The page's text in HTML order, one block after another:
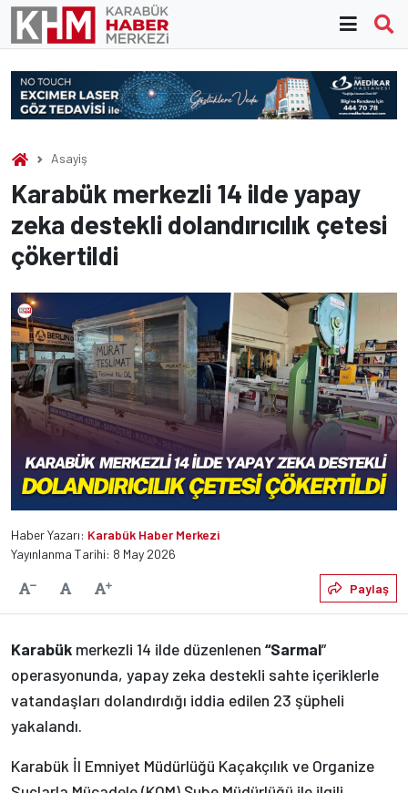
Skip
content
Asayiş
Karabük merkezli 14 ilde yapay
zeka destekli dolandırıcılık çetesi
çökertildi
Haber Yazarı: Karabük Haber Merkezi
Yayınlanma Tarihi: 8 May 2026
Yazıyı KüçültVarsayılanYazıyı Büyüt Paylaş
Karabük merkezli 14 ilde düzenlenen “Sarmal”
operasyonunda, yapay zeka destekli sahte içeriklerle
vatandaşları dolandırdığı iddia edilen 23 şüpheli
yakalandı.
Karabük İl Emniyet Müdürlüğü Kaçakçılık ve Organize